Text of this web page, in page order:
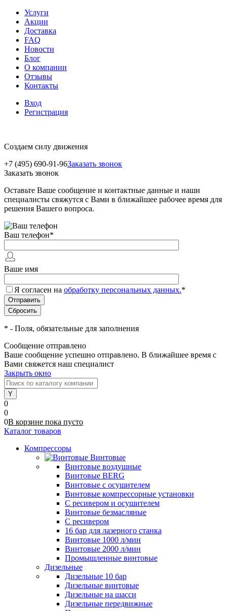
Услуги
Акции
Доставка
FAQ
Новости
Блог
О компании
Отзывы
Контакты
Вход
Регистрация
Создаем силу движения
+7 (495) 690-91-96Заказать звонок
Заказать звонок
Оставьте Ваше сообщение и контактные данные и наши
специалисты свяжутся с Вами в ближайшее рабочее время для
решения Вашего вопроса.
Ваш телефон*
Ваше имя
Я согласен на обработку персональных данных.*
* - Поля, обязательные для заполнения
Сообщение отправлено
Ваше сообщение успешно отправлено. В ближайшее время с
Вами свяжется наш специалист
Закрыть окно
0
0
0В корзине пока пусто
Каталог товаров
Компрессоры
Винтовые
Винтовые воздушные
Винтовые BERG
Винтовые с осушителем
Винтовые компрессорные установки
C ресивером и осушителем
Винтовые безмасляные
C ресивером
16 бар для лазерного станка
Винтовые 1000 л/мин
Винтовые 2000 л/мин
Промышленные винтовые
Дизельные
Дизельные 10 бар
Дизельные винтовые
Дизельные на шасси
Дизельные передвижные